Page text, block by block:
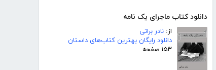
دانلود کتاب ماجرای یک نامه
از: نادر براتی
دانلود رایگان بهترین کتاب‌های داستان
۱۵۳ صفحه